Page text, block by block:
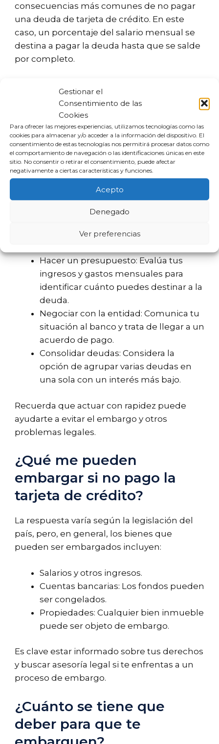
Gestionar el
Consentimiento de las
Cookies
Para ofrecer las mejores experiencias, utilizamos tecnologías como las
cookies para almacenar y/o acceder a la información del dispositivo. El
consentimiento de estas tecnologías nos permitirá procesar datos como
el comportamiento de navegación o las identificaciones únicas en este
sitio. No consentir o retirar el consentimiento, puede afectar
negativamente a ciertas características y funciones.
Acepto
Denegado
Ver preferencias
consecuencias más comunes de no pagar
una deuda de tarjeta de crédito. En este
caso, un porcentaje del salario mensual se
destina a pagar la deuda hasta que se salde
por completo.
pueden oscilar entre el 20% y el 50% del
salario neto.
Cómo pagar una deuda de
tarjeta de crédito
Si te encuentras en una situación de
impago, es esencial tomar medidas
Hacer un presupuesto: Evalúa tus
ingresos y gastos mensuales para
identificar cuánto puedes destinar a la
deuda.
Negociar con la entidad: Comunica tu
situación al banco y trata de llegar a un
acuerdo de pago.
Consolidar deudas: Considera la
opción de agrupar varias deudas en
una sola con un interés más bajo.
Recuerda que actuar con rapidez puede
ayudarte a evitar el embargo y otros
problemas legales.
¿Qué me pueden
embargar si no pago la
tarjeta de crédito?
La respuesta varía según la legislación del
país, pero, en general, los bienes que
pueden ser embargados incluyen:
Salarios y otros ingresos.
Cuentas bancarias: Los fondos pueden
ser congelados.
Propiedades: Cualquier bien inmueble
puede ser objeto de embargo.
Es clave estar informado sobre tus derechos
y buscar asesoría legal si te enfrentas a un
proceso de embargo.
¿Cuánto se tiene que
deber para que te